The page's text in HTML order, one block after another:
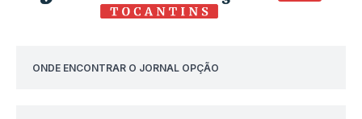
ONDE ENCONTRAR O JORNAL OPÇÃO